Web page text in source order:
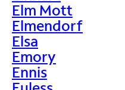
Elm Mott
Elmendorf
Elsa
Emory
Ennis